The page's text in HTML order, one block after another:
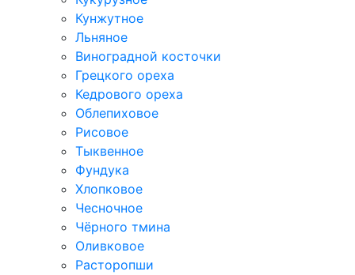
Кунжутное
Льняное
Виноградной косточки
Грецкого ореха
Кедрового ореха
Облепиховое
Рисовое
Тыквенное
Фундука
Хлопковое
Чесночное
Чёрного тмина
Оливковое
Расторопши